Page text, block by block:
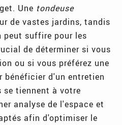
Une tondeuse
de vastes jardins, tandis
peut suffire pour les
de déterminer si vous
ou si vous préférez une
bénéficier d'un entretien
se tiennent à votre
analyse de l'espace et
afin d'optimiser le